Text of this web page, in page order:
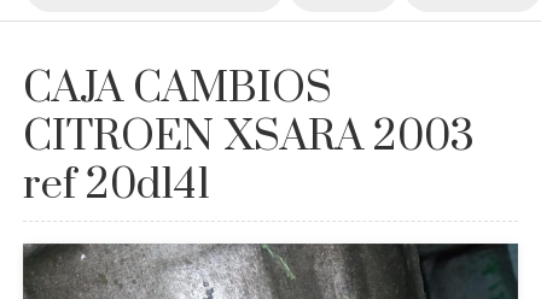
CAJA CAMBIOS
CITROEN XSARA 2003
ref 20dl41